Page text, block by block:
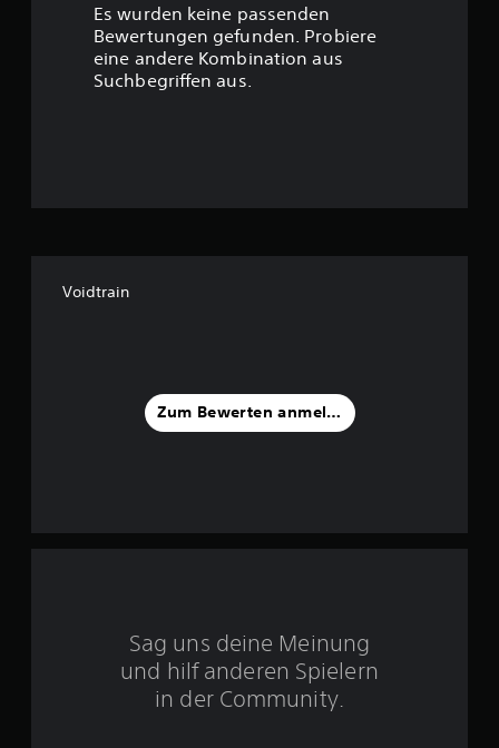
:
4
5
Es wurden keine passenden
Bewertungen gefunden. Probiere
eine andere Kombination aus
Suchbegriffen aus.
Voidtrain
Zum Bewerten anmelden
Sag uns deine Meinung
und hilf anderen Spielern
in der Community.